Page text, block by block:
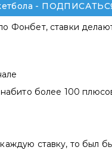
-
Фонбет, ставки
и набито более 100
ставку, то был